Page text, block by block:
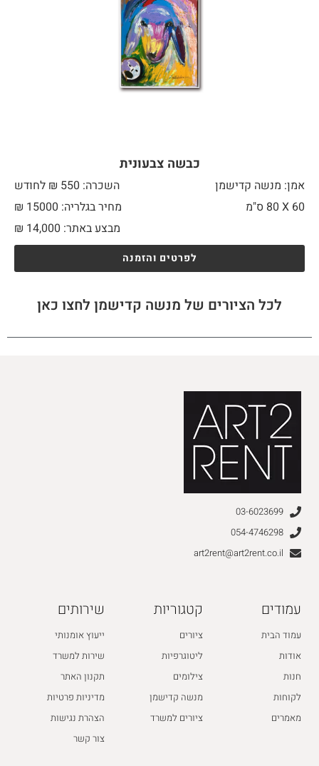
כבשה צבעונית
אמן: מנשה קדישמן
השכרה: 550 ₪ לחודש
60 X
מחיר בגלריה: 15000 ₪
מבצע באתר:
₪ 14,000
לפרטים והזמנה
לכל הציורים של מנשה קדישמן לחצו כאן
03-6023699
054-4746298
art2rent@art2rent.co.il
עמודים
עמוד הבית
אודות
חנות
לקוחות
מאמרים
קטגוריות
ציורים
ליטוגרפיות
צילומים
מנשה קדישמן
ציורים למשרד
שירותים
ייעוץ אומנותי
שירות למשרד
תקנון האתר
מדיניות פרטיות
הצהרת נגישות
צור קשר